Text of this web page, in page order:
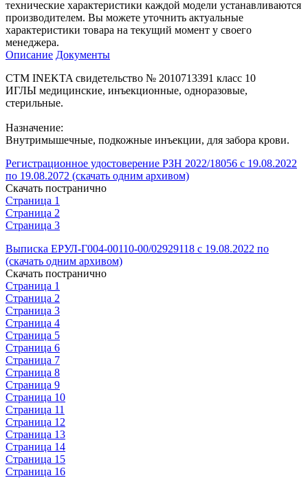
технические характеристики каждой модели устанавливаются
производителем. Вы можете уточнить актуальные
характеристики товара на текущий момент у своего
менеджера.
Описание Документы
СТМ INEKTA свидетельство № 2010713391 класс 10
ИГЛЫ медицинские, инъекционные, одноразовые,
стерильные.
Назначение:
Внутримышечные, подкожные инъекции, для забора крови.
Регистрационное удостоверение РЗН 2022/18056 с 19.08.2022
по 19.08.2072 (скачать одним архивом)
Скачать постранично
Страница 1
Страница 2
Страница 3
Выписка ЕРУЛ-Г004-00110-00/02929118 с 19.08.2022 по
(скачать одним архивом)
Скачать постранично
Страница 1
Страница 2
Страница 3
Страница 4
Страница 5
Страница 6
Страница 7
Страница 8
Страница 9
Страница 10
Страница 11
Страница 12
Страница 13
Страница 14
Страница 15
Страница 16